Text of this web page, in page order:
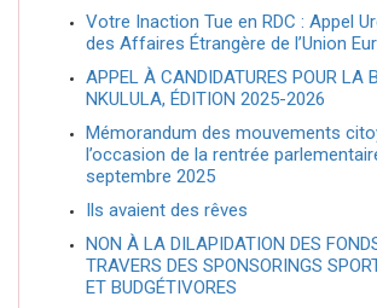
Votre Inaction Tue en RDC : Appel
des Affaires Étrangère de l’Union
APPEL À CANDIDATURES POUR LA
NKULULA, ÉDITION 2025-2026
Mémorandum des mouvements
l’occasion de la rentrée
septembre 2025
Ils avaient des rêves
NON À LA DILAPIDATION DES
TRAVERS DES SPONSORINGS
ET BUDGÉTIVORES